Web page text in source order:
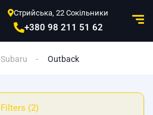
Стрийська, 22 Сокільники
+380 98 211 51 62
Subaru Outback
Filters (2)